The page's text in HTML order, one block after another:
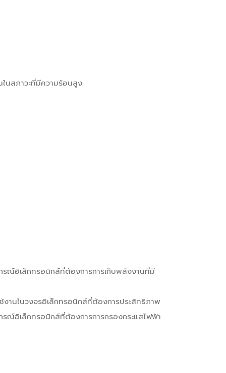
นสภาวะที่มีความร้อนสูง
รณ์อิเล็กทรอนิกส์ที่ต้องการการเก็บพลังงานที่มี
งานในวงจรอิเล็กทรอนิกส์ที่ต้องการประสิทธิภาพ
ณ์อิเล็กทรอนิกส์ที่ต้องการการกรองกระแสไฟฟ้า